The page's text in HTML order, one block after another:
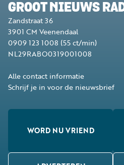
GROOT NIEUWS
Zandstraat 36
3901 CM Veenendaal
0909 123 1008 (55 ct/min)
NL29RABO0319001008
Alle contact informatie
Schrijf je in voor de nieuwsbrief
WORD NU VRIEND